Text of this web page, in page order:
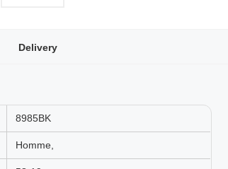
Delivery
8985BK
Homme,